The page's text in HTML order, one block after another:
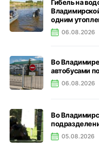
Гибель на
одним
06.08.2026
Во
автобусами
06.08.2026
Во
05.08.2026